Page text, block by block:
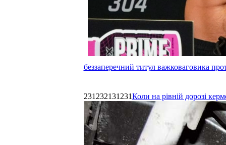
беззаперечний титул важковаговика
231232131231Коли на рівній дорозі